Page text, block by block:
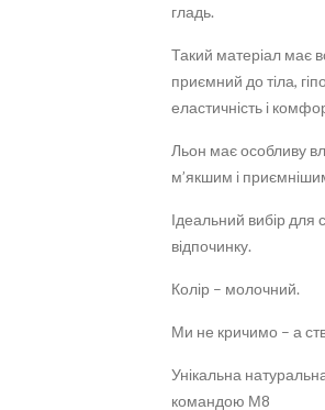
гладь.
Такий матеріал має
приємний до тіла,
еластичність і
Льон має особливу
м’якшим і
Ідеальний вибір для
відпочинку.
Колір – молочний.
Ми не кричимо – а
Унікальна
командою М8